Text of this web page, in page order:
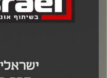
קרדיט תמונות: